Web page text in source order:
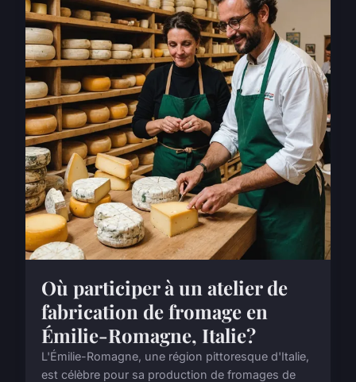
Où participer à un atelier de
fabrication de fromage en
Émilie-Romagne, Italie?
L'Émilie-Romagne, une région pittoresque d'Italie,
est célèbre pour sa production de fromages de